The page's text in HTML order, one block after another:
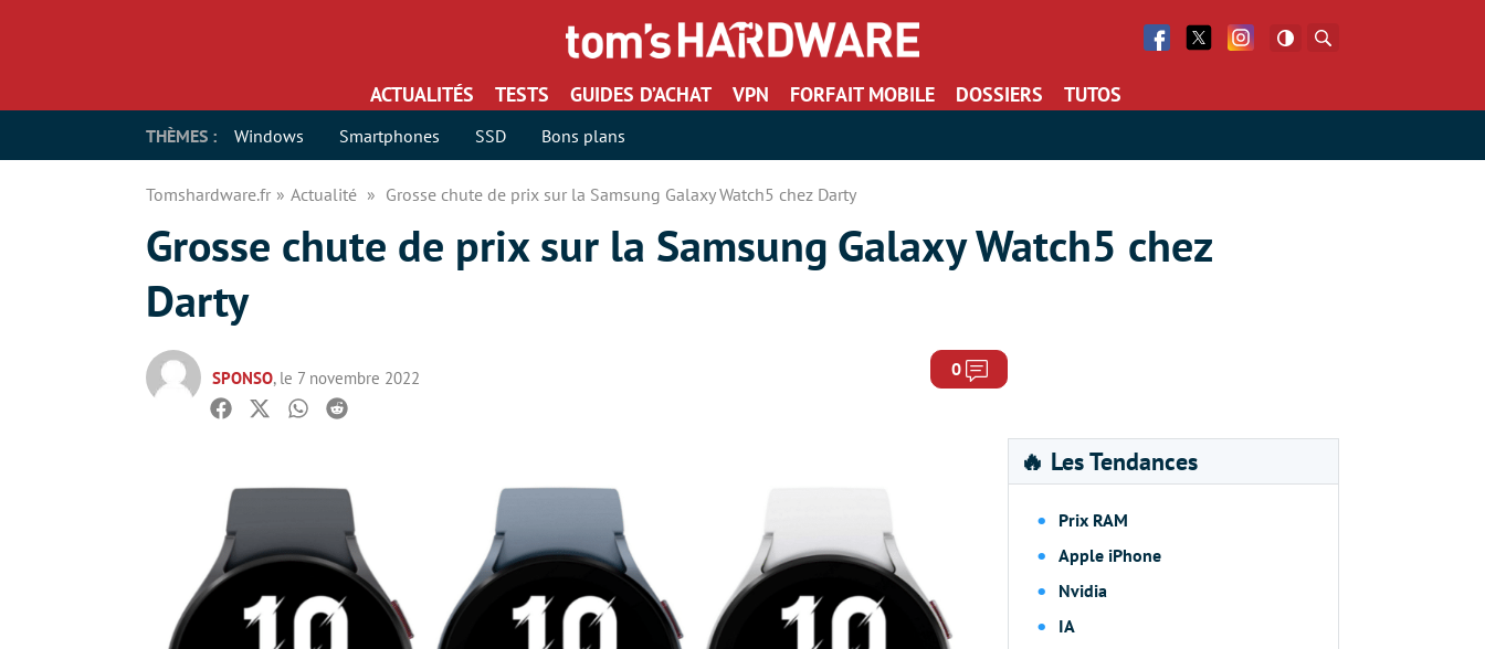
Facebook
Twitter Facebook
ACTUALITÉS TESTS GUIDES D’ACHAT VPN FORFAIT MOBILE DOSSIERS TUTOS
THÈMES : Windows Smartphones SSD Bons plans
Tomshardware.fr Actualité Grosse chute de prix sur la Samsung Galaxy Watch5 chez Darty
Grosse chute de prix sur la Samsung Galaxy Watch5 chez
Darty
SPONSO, le 7 novembre 2022 0 Commentaires
Facebook
TwitterWhatsapp
Reddit
🔥 Les Tendances
Prix RAM
Apple iPhone
Nvidia
IA